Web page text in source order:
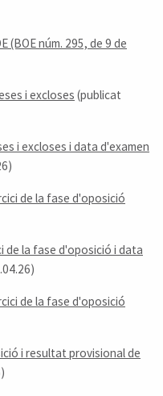
(BOE núm. 295, de 9 de
i excloses (publicat
i excloses i data d'examen
de la fase d'oposició
de la fase d'oposició i data
de la fase d'oposició
i resultat provisional de